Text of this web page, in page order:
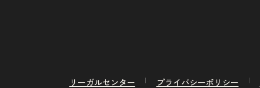
リーガルセンター プライバシーポリシー